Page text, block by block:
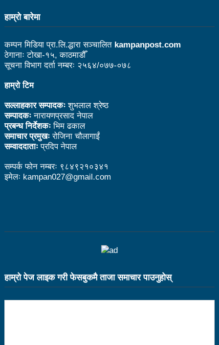
संकलन
नेपाललाई सूचना प्रविधिको अन्तर्राष्ट्रिय ‘हब’ बनाउन सकिन्छः
मन्त्री शर्मा
पर्यटन क्षेत्रको विकासका लागि निजीक्षेत्रसँग सहकार्य गरी
निकुञ्ज वार्डेनको ज्यादती: मध्यवर्ती क्षेत्र उपभोक्ता समितिलाई
नै बाइपास, काग्रेसले बुझायो प्रजिअलाई ज्ञापनपत्र
ककनीमा अन्तर्राष्ट्रिय प्रदर्शनी केन्द्र बनाउने काम अघि बढ्योः
मन्त्री तामाङ
खुला हाप्किडो राष्ट्रिय च्याम्पियनसिपः २३ जिल्लालाई पछि पार्दै
नुवाकोट च्याम्पियन
हाम्राे बारेमा
कम्पन मिडिया प्रा.लि.द्धारा सञ्चालित kampanpost.com
ठेगानाः टोखा-१५, काठमाडौँ
सूचना विभाग दर्ता नम्बरः २५६४/०७७-०७८
हाम्रो टिम
सल्लाहकार सम्पादकःशुभलाल श्रेष्ठ
सम्पादकःनारायणप्रसाद नेपाल
प्रबन्ध निर्देशकःभिम ढकाल
समाचार प्रमुखःरोजिना चौलागाईं
सम्वाददाताःप्रदिप नेपाल
सम्पर्क फोन नम्बरः ९८४९२१०३४१
इमेलः kampan027@gmail.com
हाम्राे पेज लाइक गरी फेसबुकमै ताजा समाचार पाउनुहाेस्